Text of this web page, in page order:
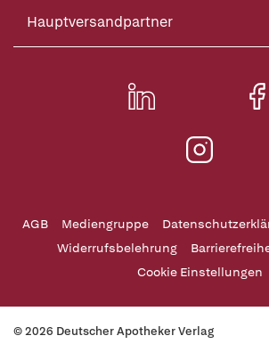
Hauptversandpartner
AGB Mediengruppe
Widerrufsbelehrung
Cookie Einstellungen
© 2026 Deutscher Apotheker Verlag